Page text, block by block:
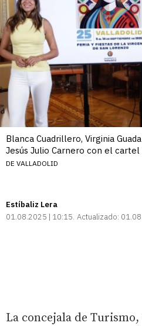
Blanca Cuadrillero, Virginia
Jesús Julio Carnero con el cartel
DE VALLADOLID
Estíbaliz Lera
01.08.2025 | 10:15 Actualizado:
La concejala de